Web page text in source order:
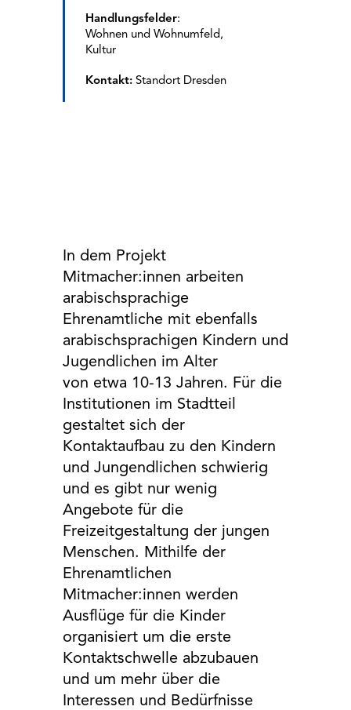
Handlungsfelder:
Wohnen und Wohnumfeld,
Kultur
Kontakt: Standort Dresden
In dem Projekt
Mitmacher:innen arbeiten
arabischsprachige
Ehrenamtliche mit ebenfalls
arabischsprachigen Kindern und
Jugendlichen im Alter
von etwa 10-13 Jahren. Für die
Institutionen im Stadtteil
gestaltet sich der
Kontaktaufbau zu den Kindern
und Jungendlichen schwierig
und es gibt nur wenig
Angebote für die
Freizeitgestaltung der jungen
Menschen. Mithilfe der
Ehrenamtlichen
Mitmacher:innen werden
Ausflüge für die Kinder
organisiert um die erste
Kontaktschwelle abzubauen
und um mehr über die
Interessen und Bedürfnisse
EXTERNE MEDIEN
Um Inhalte von Videoplattformen und Social Media
Plattformen anzeigen zu können, werden von
YouTube